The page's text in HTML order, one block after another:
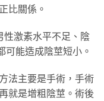
比關係。
性激素水平不足、陰
可能造成陰莖短小。
法主要是手術，手術
就是增粗陰莖。術後